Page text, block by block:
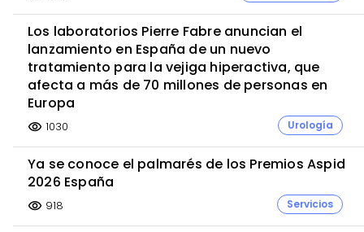
Los laboratorios Pierre Fabre anuncian el
lanzamiento en España de un nuevo
tratamiento para la vejiga hiperactiva, que
afecta a más de 70 millones de personas en
Europa
visibility 1030 Urología
Ya se conoce el palmarés de los Premios Aspid
2026 España
visibility 918 Servicios